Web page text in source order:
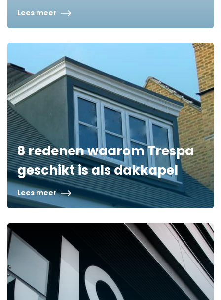
Lees meer
8 redenen waarom Trespa
geschikt is als dakkapel
Lees meer